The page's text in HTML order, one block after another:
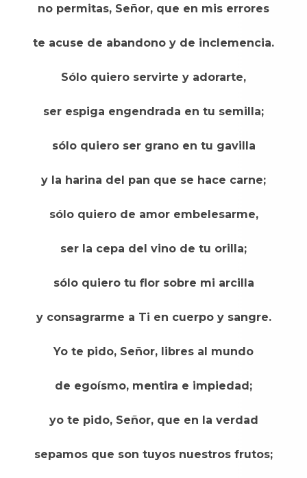
no permitas, Señor, que en mis errores
te acuse de abandono y de inclemencia.
Sólo quiero servirte y adorarte,
ser espiga engendrada en tu semilla;
sólo quiero ser grano en tu gavilla
y la harina del pan que se hace carne;
sólo quiero de amor embelesarme,
ser la cepa del vino de tu orilla;
sólo quiero tu flor sobre mi arcilla
y consagrarme a Ti en cuerpo y sangre.
Yo te pido, Señor, libres al mundo
de egoísmo, mentira e impiedad;
yo te pido, Señor, que en la verdad
sepamos que son tuyos nuestros frutos;